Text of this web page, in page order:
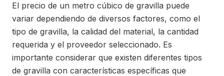
El precio de un metro cúbico de gravilla puede
variar dependiendo de diversos factores, como el
tipo de gravilla, la calidad del material, la cantidad
requerida y el proveedor seleccionado. Es
importante considerar que existen diferentes tipos
de gravilla con características específicas que